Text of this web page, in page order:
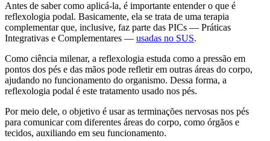
Antes de saber como aplicá-la, é importante entender o que é
reflexologia podal. Basicamente, ela se trata de uma terapia
complementar que, inclusive, faz parte das PICs — Práticas
Integrativas e Complementares — usadas no SUS.
Como ciência milenar, a reflexologia estuda como a pressão em
pontos dos pés e das mãos pode refletir em outras áreas do corpo,
ajudando no funcionamento do organismo. Dessa forma, a
reflexologia podal é este tratamento usado nos pés.
Por meio dele, o objetivo é usar as terminações nervosas nos pés
para comunicar com diferentes áreas do corpo, como órgãos e
tecidos, auxiliando em seu funcionamento.